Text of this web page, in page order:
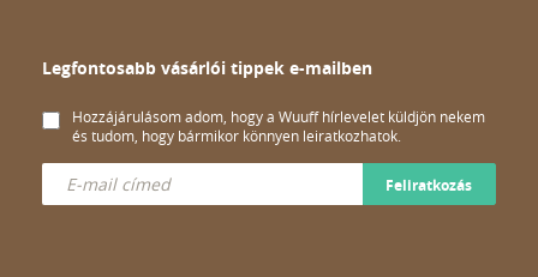
Legfontosabb vásárlói tippek e-mailben
Hozzájárulásom adom, hogy a Wuuff hírlevelet küldjön nekem
és tudom, hogy bármikor könnyen leiratkozhatok.
Feliratkozás